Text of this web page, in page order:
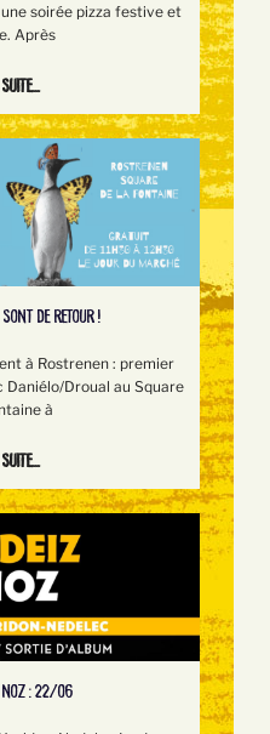
soirée pizza festive et
Après
DE RETOUR !
à Rostrenen : premier
Droual au Square
à
NOZ : 22/06